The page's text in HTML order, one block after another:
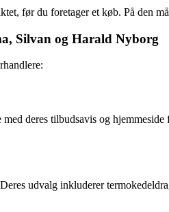
før du foretager et køb. På den
Silvan og Harald Nyborg
deres tilbudsavis og
udvalg inkluderer